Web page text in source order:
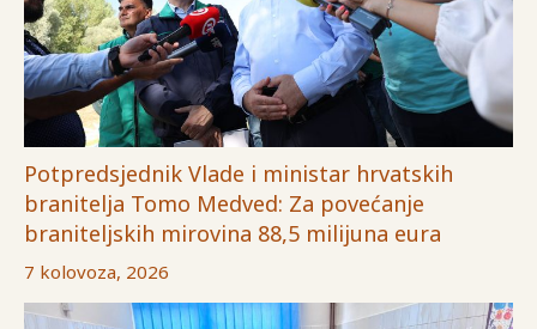
Potpredsjednik Vlade i ministar hrvatskih
branitelja Tomo Medved: Za povećanje
braniteljskih mirovina 88,5 milijuna eura
7 kolovoza, 2026